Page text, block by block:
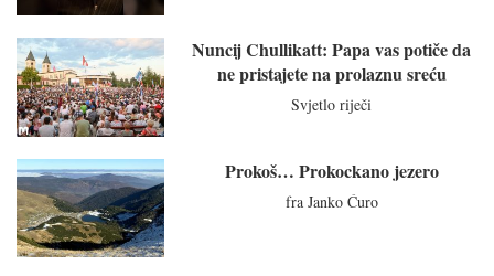
Nuncij Chullikatt: Papa vas potiče da
ne pristajete na prolaznu sreću
Svjetlo riječi
Prokoš… Prokockano jezero
fra Janko Ćuro